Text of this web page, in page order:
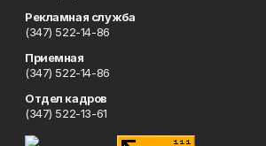
Рекламная служба
(347) 522-14-86
Приемная
(347) 522-14-86
Отдел кадров
(347) 522-13-61